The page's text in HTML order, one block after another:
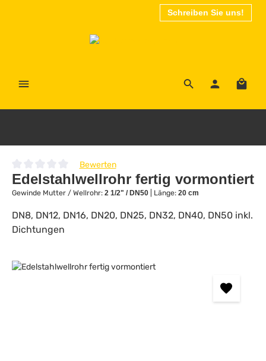
Schreiben Sie uns!
Durchschnittliche Bewertung von 0 von 5 Sternen
Bewerten
Edelstahlwellrohr fertig vormontiert
Gewinde Mutter / Wellrohr: 2 1/2" / DN50 Länge: 20 cm
DN8, DN12, DN16, DN20, DN25, DN32, DN40, DN50 inkl.
Dichtungen
Bildergalerie überspringen